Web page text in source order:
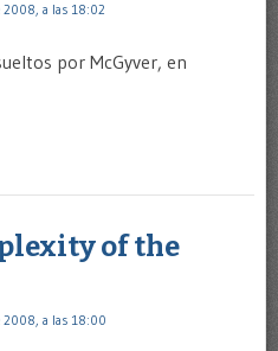
2008, a las 18:02
por McGyver, en
of the
2008, a las 18:00